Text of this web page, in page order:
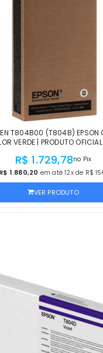
T804B00 (T804B) EPSON
VERDE | PRODUTO
R$ 1.729,78no Pix
R$ 1.880,20 em até 12x de R$
VER PRODUTO